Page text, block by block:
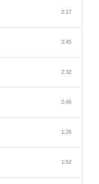
2:17
3:45
2:32
2:46
1:26
1:52